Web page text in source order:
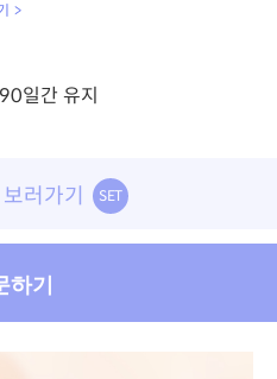
>
일간 유지
러가기 SET
하기